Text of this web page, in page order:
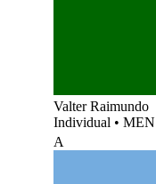
Valter Raimundo
Individual • MEN
A